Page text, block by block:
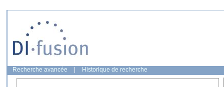
Recherche avancée Historique de recherche